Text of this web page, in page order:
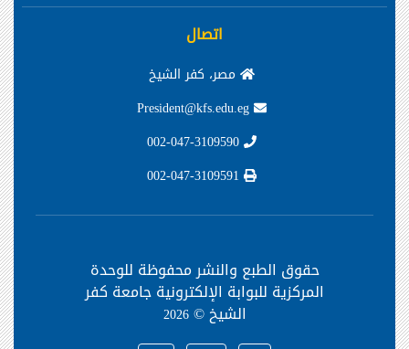
اتصال
مصر، كفر الشيخ
حقوق الطبع والنشر محفوظة للوحدة
المركزية للبوابة الإلكترونية جامعة كفر
الشيخ ©2026